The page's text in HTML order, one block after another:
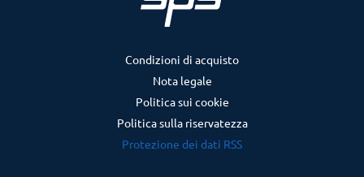
Condizioni di acquisto
Nota legale
Politica sui cookie
Politica sulla riservatezza
Protezione dei dati RSS